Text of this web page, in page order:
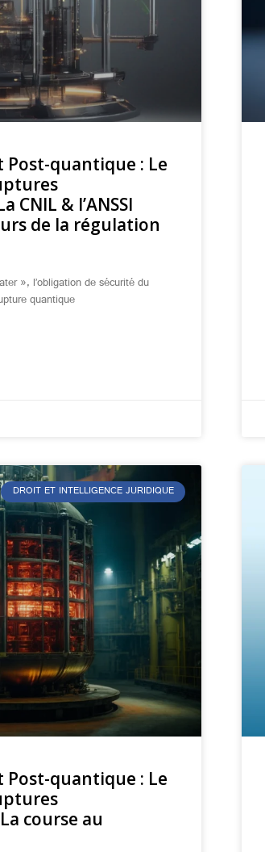
quantique : Le
CNIL & l’ANSSI
de la régulation
», l’obligation de sécurité du
quantique
DROIT ET INTELLIGENCE JURIDIQUE
quantique : Le
course au